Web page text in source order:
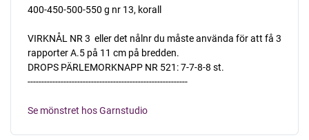
400-450-500-550 g nr 13, korall
VIRKNÅL NR 3  eller det nålnr du måste använda för att få 3
rapporter A.5 på 11 cm på bredden.
DROPS PÄRLEMORKNAPP NR 521: 7-7-8-8 st.
----------------------------------------------------------
Se mönstret hos Garnstudio